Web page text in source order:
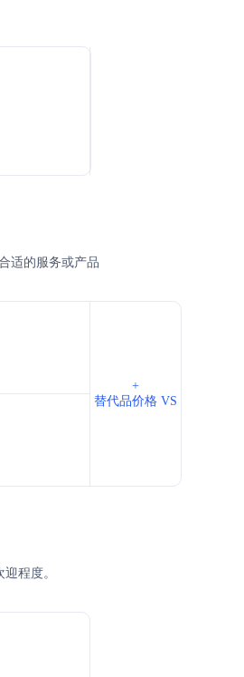
适的服务或产品
+
替代品价格 VS
程度。